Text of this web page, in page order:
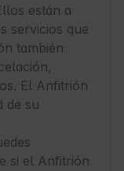
están a
servicios que
también
El Anfitrión
de su
si el Anfitrión